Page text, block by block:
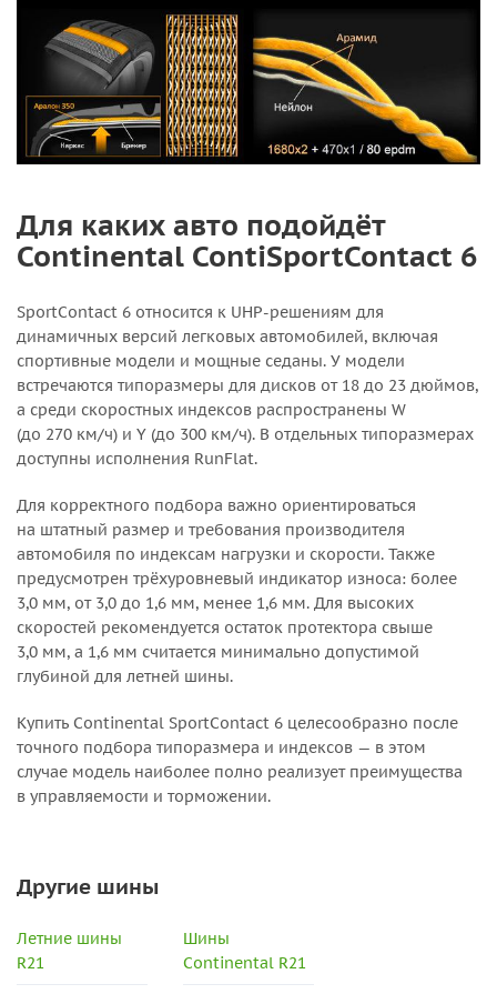
Для каких авто подойдёт
Continental ContiSportContact 6
SportContact 6 относится к UHP-решениям для
динамичных версий легковых автомобилей, включая
спортивные модели и мощные седаны. У модели
встречаются типоразмеры для дисков от 18 до 23 дюймов,
а среди скоростных индексов распространены W
(до 270 км/ч) и Y (до 300 км/ч). В отдельных типоразмерах
доступны исполнения RunFlat.
Для корректного подбора важно ориентироваться
на штатный размер и требования производителя
автомобиля по индексам нагрузки и скорости. Также
предусмотрен трёхуровневый индикатор износа: более
3,0 мм, от 3,0 до 1,6 мм, менее 1,6 мм. Для высоких
скоростей рекомендуется остаток протектора свыше
3,0 мм, а 1,6 мм считается минимально допустимой
глубиной для летней шины.
Купить Continental SportContact 6 целесообразно после
точного подбора типоразмера и индексов — в этом
случае модель наиболее полно реализует преимущества
в управляемости и торможении.
Другие шины
Летние шины
R21
Шины
Continental R21